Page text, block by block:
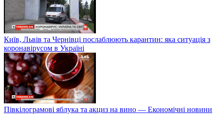
Київ, Львів та Чернівці послаблюють карантин: яка ситуація з
коронавірусом в Україні
Півкілограмові яблука та акциз на вино — Економічні новини